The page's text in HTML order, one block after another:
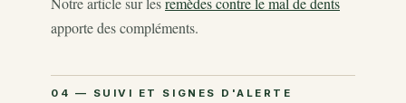
apporte des compléments.